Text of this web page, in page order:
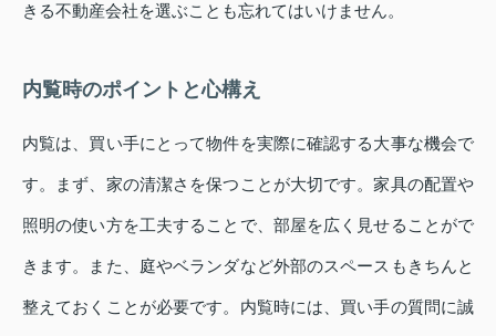
きる不動産会社を選ぶことも忘れてはいけません。
内覧時のポイントと心構え
内覧は、買い手にとって物件を実際に確認する大事な機会で
す。まず、家の清潔さを保つことが大切です。家具の配置や
照明の使い方を工夫することで、部屋を広く見せることがで
きます。また、庭やベランダなど外部のスペースもきちんと
整えておくことが必要です。内覧時には、買い手の質問に誠